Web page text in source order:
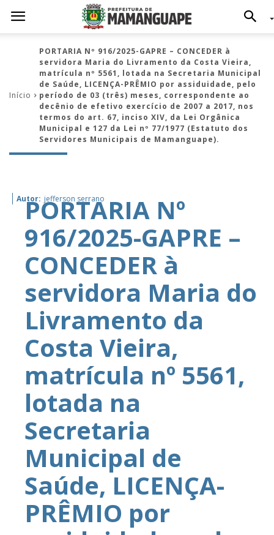
Início
PORTARIA Nº 916/2025-GAPRE – CONCEDER à
servidora Maria do Livramento da Costa Vieira,
matrícula nº 5561, lotada na Secretaria Municipal
de Saúde, LICENÇA-PRÊMIO por assiduidade, pelo
período de 03 (três) meses, correspondente ao
decênio de efetivo exercício de 2007 a 2017, nos
termos do art. 67, inciso XIV, da Lei Orgânica
Municipal e 127 da Lei nº 77/1977 (Estatuto dos
Servidores Municipais de Mamanguape).
Autor: jefferson serrano
PORTARIA Nº
916/2025-GAPRE –
CONCEDER à
servidora Maria do
Livramento da
Costa Vieira,
matrícula nº 5561,
lotada na
Secretaria
Municipal de
Saúde, LICENÇA-
PRÊMIO por